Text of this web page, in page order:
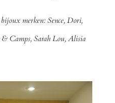
merken: Sence, Dori,
Camps, Sarah Lou, Alisia